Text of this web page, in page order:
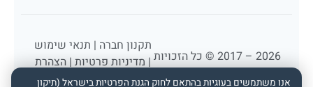
2026 – 2017 © כל הזכויות
שמורות לפורטל הלוואות
תקנון חברה | תנאי שימוש
|מדיניות פרטיות|הצהרת
נגישות
אנו משתמשים בעוגיות בהתאם לחוק הגנת הפרטיות בישראל (תיקון